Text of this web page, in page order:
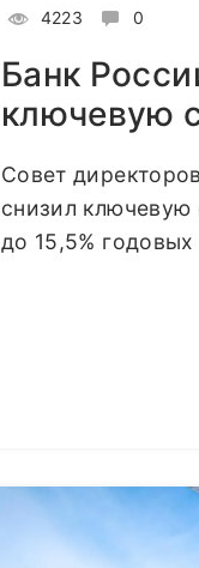
4223 0
Банк
ключевую
Совет
снизил
до 15,5% годовых